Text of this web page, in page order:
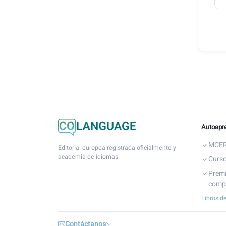
Editorial europea registrada oficialmente y
academia de idiomas.
Libros